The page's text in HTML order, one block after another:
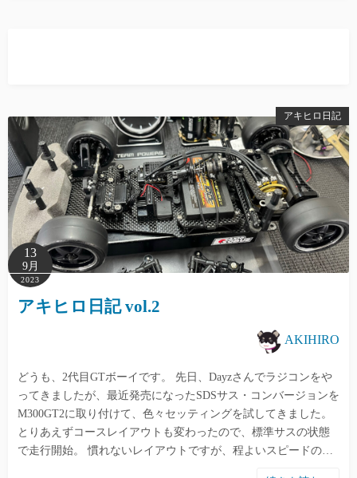
アキヒロ日記
13
9月
2023
アキヒロ日記 vol.2
AKIHIRO
どうも、2代目GTボーイです。 先日、Dayzさんでラジコンをや
ってきましたが、最近発売になったSDSサス・コンバージョンを
M300GT2に取り付けて、色々セッティングを試してきました。
とりあえずコースレイアウトも変わったので、標準サスの状態
で走行開始。 慣れないレイアウトですが、程よいスピードの…